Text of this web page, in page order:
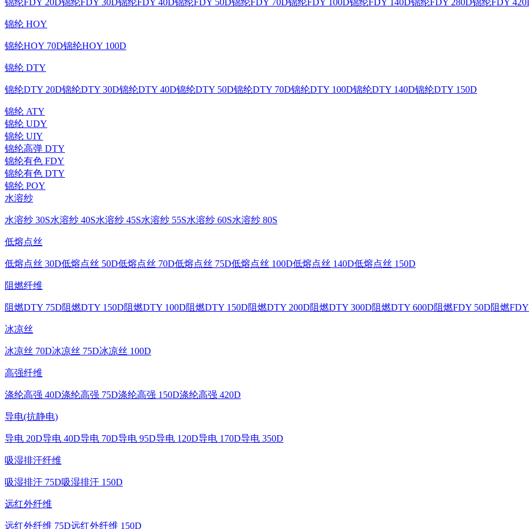
锦纶FDY 20D锦纶FDY 30D锦纶FDY 40D锦纶FDY 50D锦纶FDY 70D锦纶FDY 100D锦纶FDY 140D锦纶FDY 280D锦纶FDY
锦纶 HOY
锦纶HOY 70D锦纶HOY 100D
锦纶 DTY
锦纶DTY 20D锦纶DTY 30D锦纶DTY 40D锦纶DTY 50D锦纶DTY 70D锦纶DTY 100D锦纶DTY 140D锦纶DTY 150D
锦纶 ATY
锦纶 UDY
锦纶 UIY
锦纶高弹 DTY
锦纶有色 FDY
锦纶有色 DTY
锦纶 POY
水溶纱
水溶纱 30S水溶纱 40S水溶纱 45S水溶纱 55S水溶纱 60S水溶纱 80S
低熔点丝
低熔点丝 30D低熔点丝 50D低熔点丝 70D低熔点丝 75D低熔点丝 100D低熔点丝 140D低熔点丝 150D
阻燃纤维
阻燃DTY 75D阻燃DTY 150D阻燃DTY 100D阻燃DTY 150D阻燃DTY 200D阻燃DTY 300D阻燃DTY 600D阻燃FDY 50D阻燃
冰凉丝
冰凉丝 70D冰凉丝 75D冰凉丝 100D
高强纤维
涤纶高强 40D涤纶高强 75D涤纶高强 150D涤纶高强 420D
导电(抗静电)
导电 20D导电 40D导电 70D导电 95D导电 120D导电 170D导电 350D
吸湿排汗纤维
吸湿排汗 75D吸湿排汗 150D
远红外纤维
远红外纤维 75D远红外纤维 150D